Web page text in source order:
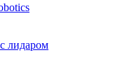
лидаром